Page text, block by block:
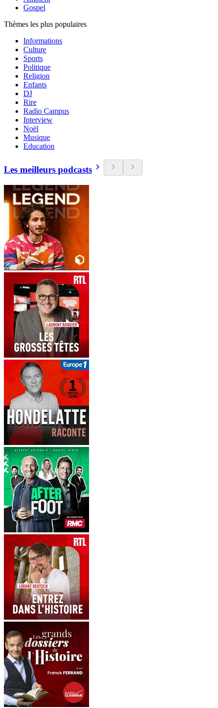
Gospel
Thèmes les plus populaires
Informations
Culture
Sports
Politique
Religion
Enfants
DJ
Rire
Radio Campus
Interview
Noël
Musique
Education
Les meilleurs podcasts